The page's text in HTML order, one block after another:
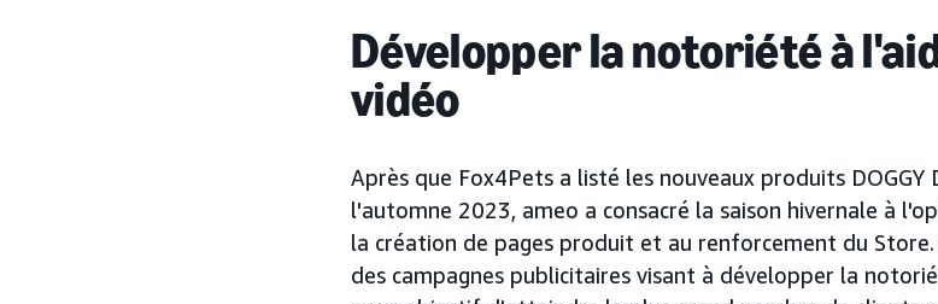
Développer la notoriété à
vidéo
Après que Fox4Pets a listé les nouveaux produits
l'automne 2023, ameo a consacré la saison hivernale à
la création de pages produit et au renforcement du
des campagnes publicitaires visant à développer la